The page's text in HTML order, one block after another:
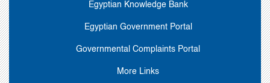
Egyptian Knowledge Bank
Egyptian Government Portal
Governmental Complaints Portal
More Links